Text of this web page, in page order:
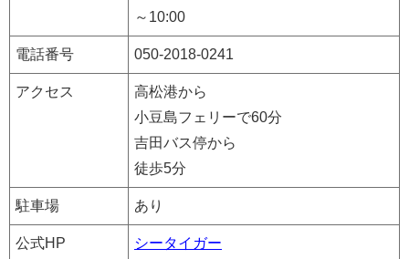
～10:00
電話番号 050-2018-0241
アクセス
高松港から
小豆島フェリーで60分
吉田バス停から
徒歩5分
駐車場 あり
公式HP
シータイガー